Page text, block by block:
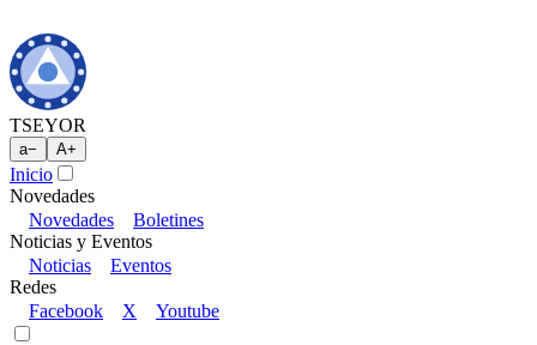
TSEYOR
a− A+
Inicio
Novedades
Novedades
Boletines
Noticias y Eventos
Noticias
Eventos
Redes
Facebook
X Youtube